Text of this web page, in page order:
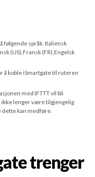
følgende språk: Italiensk
(US),Fransk (FR),Engelsk
å koble iSmartgate til ruteren
med IFTTT vil bli
ikke lenger være tilgjengelig
dette kan medføre.
trenger